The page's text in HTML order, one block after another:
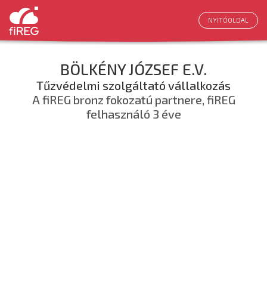
NYITÓOLDAL
BÖLKÉNY JÓZSEF E.V.
Tűzvédelmi szolgáltató vállalkozás
A fiREG bronz fokozatú partnere, fiREG
felhasználó 3 éve